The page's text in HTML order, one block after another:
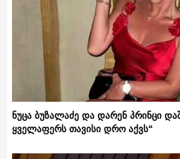
ნუცა ბუზალაძე და დარენ პრინცი
ყველაფერს თავისი დრო აქვს“